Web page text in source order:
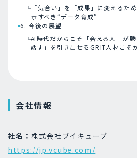
「気合い」を「成果」に変えるた
示すべき“データ育成”
6. 今後の展望
AI時代だからこそ「会える人」が
話す」を引き出せるGRIT人材こそ
会社情報
社名：株式会社ブイキューブ
https://jp.vcube.com/